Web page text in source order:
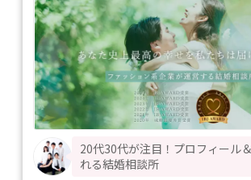
20代30代が注目！プロフィール
れる結婚相談所